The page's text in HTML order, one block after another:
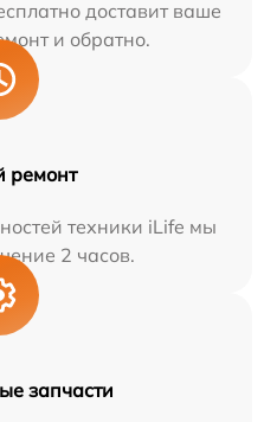
доставит ваше
и обратно.
ремонт
техники iLife мы
2 часов.
запчасти